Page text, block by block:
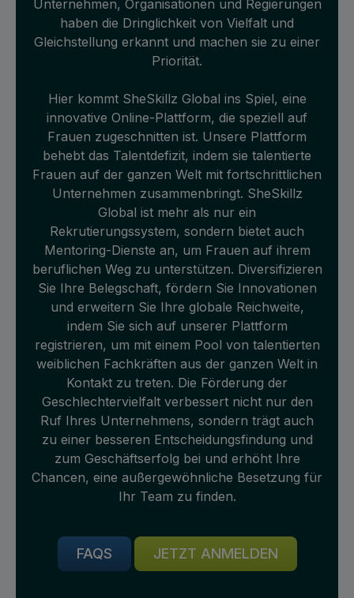
Unternehmen, Organisationen und Regierungen
haben die Dringlichkeit von Vielfalt und
Gleichstellung erkannt und machen sie zu einer
Priorität.
Hier kommt SheSkillz Global ins Spiel, eine
innovative Online-Plattform, die speziell auf
Frauen zugeschnitten ist. Unsere Plattform
behebt das Talentdefizit, indem sie talentierte
Frauen auf der ganzen Welt mit fortschrittlichen
Unternehmen zusammenbringt. SheSkillz
Global ist mehr als nur ein
Rekrutierungssystem, sondern bietet auch
Mentoring-Dienste an, um Frauen auf ihrem
beruflichen Weg zu unterstützen. Diversifizieren
Sie Ihre Belegschaft, fördern Sie Innovationen
und erweitern Sie Ihre globale Reichweite,
indem Sie sich auf unserer Plattform
registrieren, um mit einem Pool von talentierten
weiblichen Fachkräften aus der ganzen Welt in
Kontakt zu treten. Die Förderung der
Geschlechtervielfalt verbessert nicht nur den
Ruf Ihres Unternehmens, sondern trägt auch
zu einer besseren Entscheidungsfindung und
zum Geschäftserfolg bei und erhöht Ihre
Chancen, eine außergewöhnliche Besetzung für
Ihr Team zu finden.
FAQS JETZT ANMELDEN